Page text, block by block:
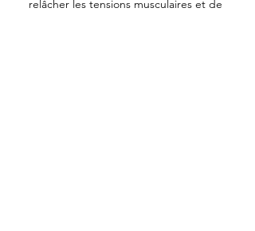
relâcher les tensions musculaires et de